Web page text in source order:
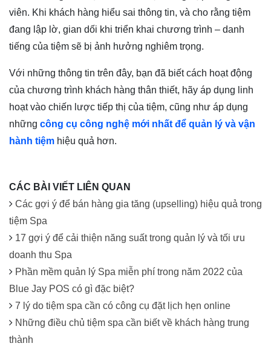
viên. Khi khách hàng hiểu sai thông tin, và cho rằng tiệm
đang lập lờ, gian dối khi triển khai chương trình – danh
tiếng của tiệm sẽ bị ảnh hưởng nghiêm trọng.
Với những thông tin trên đây, bạn đã biết cách hoạt động
của chương trình khách hàng thân thiết, hãy áp dụng linh
hoạt vào chiến lược tiếp thị của tiệm, cũng như áp dụng
những công cụ công nghệ mới nhất để quản lý và vận
hành tiệm hiệu quả hơn.
CÁC BÀI VIẾT LIÊN QUAN
Các gợi ý để bán hàng gia tăng (upselling) hiệu quả trong
tiệm Spa
17 gợi ý để cải thiện năng suất trong quản lý và tối ưu
doanh thu Spa
Phần mềm quản lý Spa miễn phí trong năm 2022 của
Blue Jay POS có gì đặc biệt?
7 lý do tiệm spa cần có công cụ đặt lịch hẹn online
Những điều chủ tiệm spa cần biết về khách hàng trung
thành